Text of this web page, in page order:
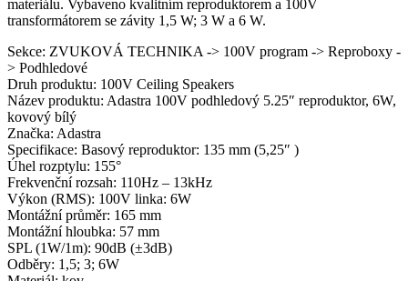
materiálu. Vybaveno kvalitním reproduktorem a 100V
transformátorem se závity 1,5 W; 3 W a 6 W.
Sekce: ZVUKOVÁ TECHNIKA -> 100V program -> Reproboxy -
> Podhledové
Druh produktu: 100V Ceiling Speakers
Název produktu: Adastra 100V podhledový 5.25″ reproduktor, 6W,
kovový bílý
Značka: Adastra
Specifikace: Basový reproduktor: 135 mm (5,25″ )
Úhel rozptylu: 155°
Frekvenční rozsah: 110Hz – 13kHz
Výkon (RMS): 100V linka: 6W
Montážní průměr: 165 mm
Montážní hloubka: 57 mm
SPL (1W/1m): 90dB (±3dB)
Odběry: 1,5; 3; 6W